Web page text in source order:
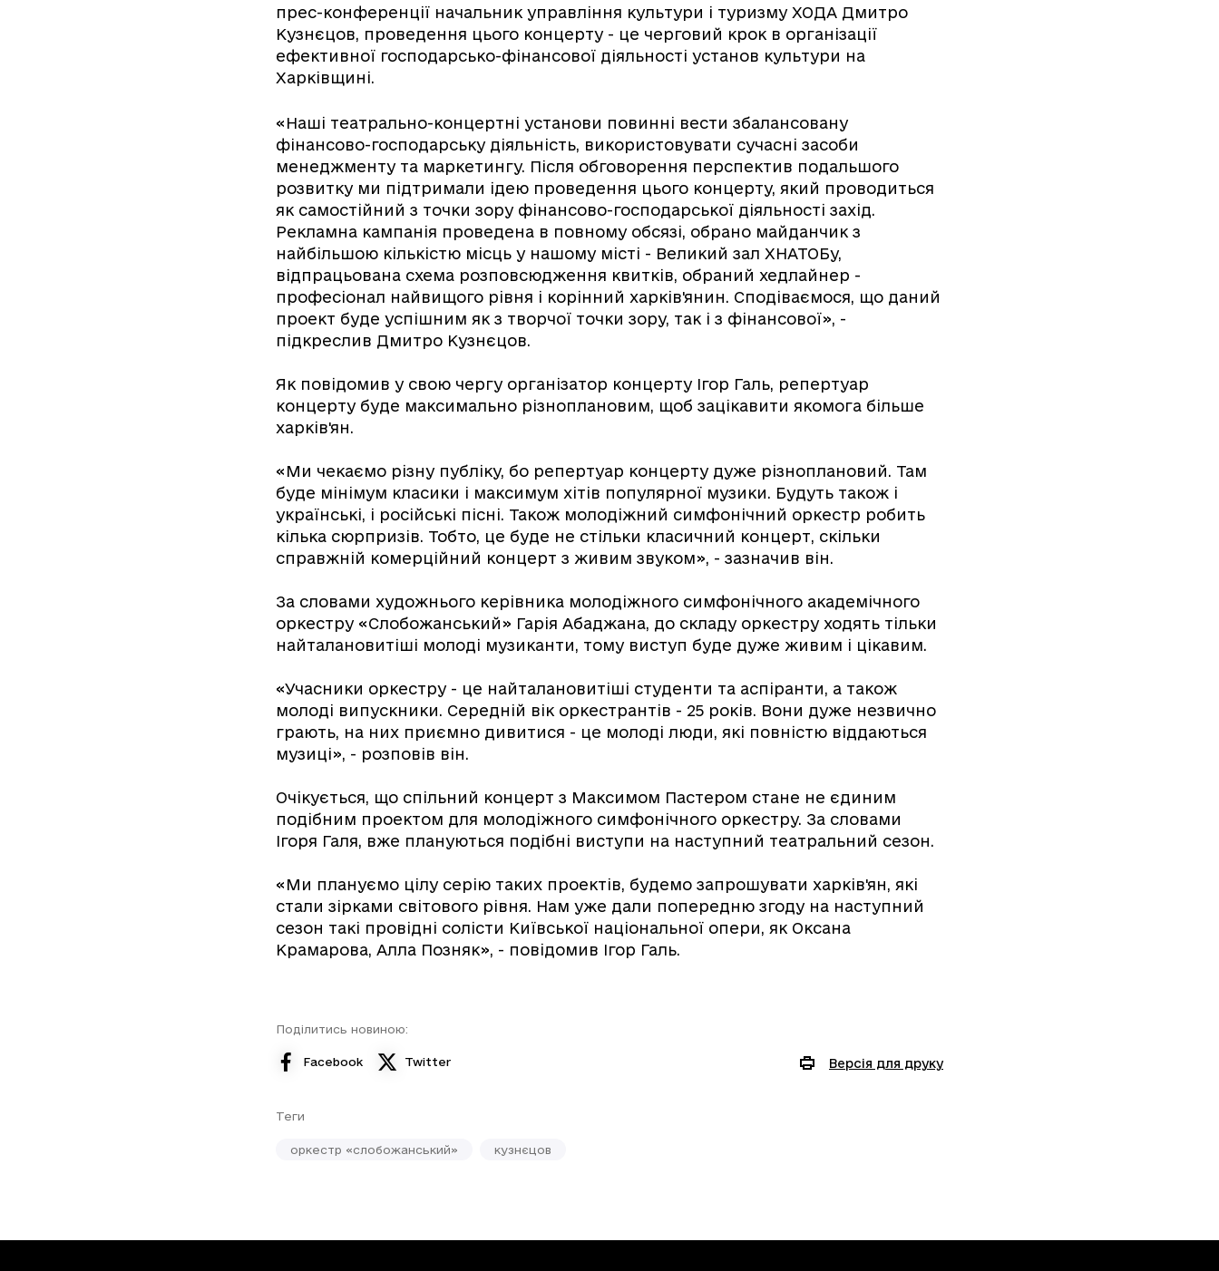
прес-конференції начальник управління культури і туризму ХОДА Дмитро
Кузнєцов, проведення цього концерту - це черговий крок в організації
ефективної господарсько-фінансової діяльності установ культури на
Харківщині.
«Наші театрально-концертні установи повинні вести збалансовану
фінансово-господарську діяльність, використовувати сучасні засоби
менеджменту та маркетингу. Після обговорення перспектив подальшого
розвитку ми підтримали ідею проведення цього концерту, який проводиться
як самостійний з точки зору фінансово-господарської діяльності захід.
Рекламна кампанія проведена в повному обсязі, обрано майданчик з
найбільшою кількістю місць у нашому місті - Великий зал ХНАТОБу,
відпрацьована схема розповсюдження квитків, обраний хедлайнер -
професіонал найвищого рівня і корінний харків'янин. Сподіваємося, що даний
проект буде успішним як з творчої точки зору, так і з фінансової», -
підкреслив Дмитро Кузнєцов.
Як повідомив у свою чергу організатор концерту Ігор Галь, репертуар
концерту буде максимально різноплановим, щоб зацікавити якомога більше
харків'ян.
«Ми чекаємо різну публіку, бо репертуар концерту дуже різноплановий. Там
буде мінімум класики і максимум хітів популярної музики. Будуть також і
українські, і російські пісні. Також молодіжний симфонічний оркестр робить
кілька сюрпризів. Тобто, це буде не стільки класичний концерт, скільки
справжній комерційний концерт з живим звуком», - зазначив він.
За словами художнього керівника молодіжного симфонічного академічного
оркестру «Слобожанський» Гарія Абаджана, до складу оркестру ходять тільки
найталановитіші молоді музиканти, тому виступ буде дуже живим і цікавим.
«Учасники оркестру - це найталановитіші студенти та аспіранти, а також
молоді випускники. Середній вік оркестрантів - 25 років. Вони дуже незвично
грають, на них приємно дивитися - це молоді люди, які повністю віддаються
музиці», - розповів він.
Очікується, що спільний концерт з Максимом Пастером стане не єдиним
подібним проектом для молодіжного симфонічного оркестру. За словами
Ігоря Галя, вже плануються подібні виступи на наступний театральний сезон.
«Ми плануємо цілу серію таких проектів, будемо запрошувати харків'ян, які
стали зірками світового рівня. Нам уже дали попередню згоду на наступний
сезон такі провідні солісти Київської національної опери, як Оксана
Крамарова, Алла Позняк», - повідомив Ігор Галь.
Поділитись новиною:
Facebook Twitter Версія для друку
Теги
оркестр «слобожанський» кузнєцов